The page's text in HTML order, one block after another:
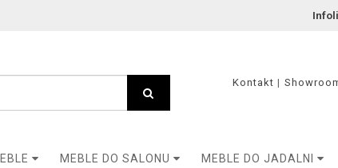
Kontakt
MEBLE DO SALONU MEBLE DO JADALNI